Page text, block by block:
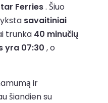
Ferries. Šiuo
savaitiniai
trunka 40 minučių
yra 07:30 , o
ir
šiandien su